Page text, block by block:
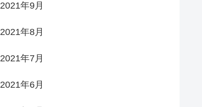
2021年9月
2021年8月
2021年7月
2021年6月